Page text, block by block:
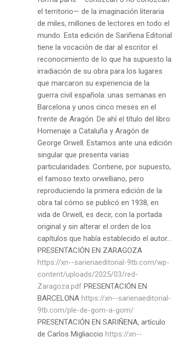
el territorio— de la imaginación literaria
de miles, millones de lectores en todo el
mundo. Esta edición de Sariñena Editorial
tiene la vocación de dar al escritor el
reconocimiento de lo que ha supuesto la
irradiación de su obra para los lugares
que marcaron su experiencia de la
guerra civil española: unas semanas en
Barcelona y unos cinco meses en el
frente de Aragón. De ahí el título del libro:
Homenaje a Cataluña y Aragón de
George Orwell. Estamos ante una edición
singular que presenta varias
particularidades. Contiene, por supuesto,
el famoso texto orwelliano, pero
reproduciendo la primera edición de la
obra tal cómo se publicó en 1938, en
vida de Orwell, es decir, con la portada
original y sin alterar el orden de los
capítulos que había establecido el autor...
PRESENTACIÓN EN ZARAGOZA
https://xn--sarienaeditorial-9tb.com/wp-
content/uploads/2025/03/red-
Zaragoza.pdf PRESENTACIÓN EN
BARCELONA https://xn--sarienaeditorial-
9tb.com/ple-de-gom-a-gom/
PRESENTACIÓN EN SARIÑENA, artículo
de Carlos Migliaccio https://xn--